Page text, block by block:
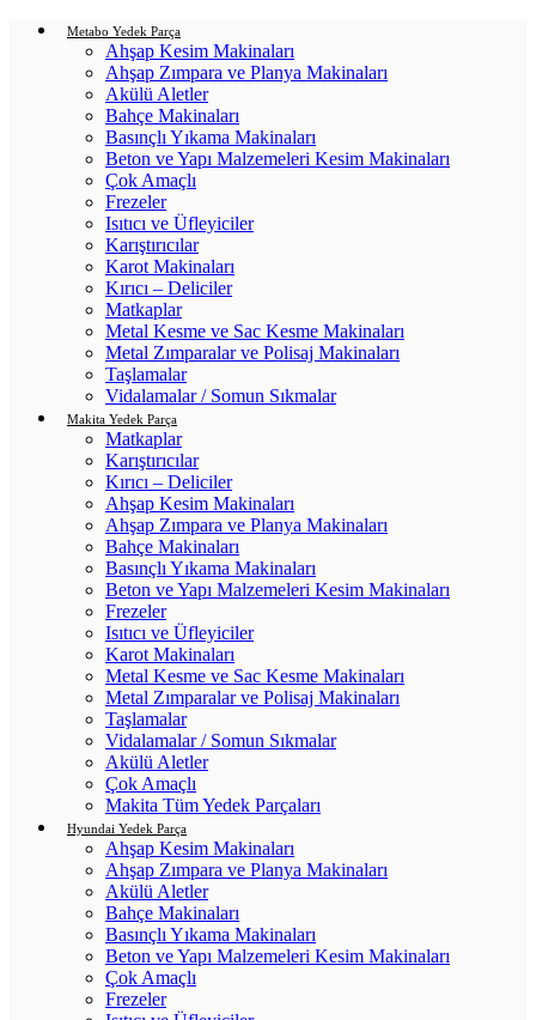
Metabo Yedek Parça
Ahşap Kesim Makinaları
Ahşap Zımpara ve Planya Makinaları
Akülü Aletler
Bahçe Makinaları
Basınçlı Yıkama Makinaları
Beton ve Yapı Malzemeleri Kesim Makinaları
Çok Amaçlı
Frezeler
Isıtıcı ve Üfleyiciler
Karıştırıcılar
Karot Makinaları
Kırıcı – Deliciler
Matkaplar
Metal Kesme ve Sac Kesme Makinaları
Metal Zımparalar ve Polisaj Makinaları
Taşlamalar
Vidalamalar / Somun Sıkmalar
Makita Yedek Parça
Matkaplar
Karıştırıcılar
Kırıcı – Deliciler
Ahşap Kesim Makinaları
Ahşap Zımpara ve Planya Makinaları
Bahçe Makinaları
Basınçlı Yıkama Makinaları
Beton ve Yapı Malzemeleri Kesim Makinaları
Frezeler
Isıtıcı ve Üfleyiciler
Karot Makinaları
Metal Kesme ve Sac Kesme Makinaları
Metal Zımparalar ve Polisaj Makinaları
Taşlamalar
Vidalamalar / Somun Sıkmalar
Akülü Aletler
Çok Amaçlı
Makita Tüm Yedek Parçaları
Hyundai Yedek Parça
Ahşap Kesim Makinaları
Ahşap Zımpara ve Planya Makinaları
Akülü Aletler
Bahçe Makinaları
Basınçlı Yıkama Makinaları
Beton ve Yapı Malzemeleri Kesim Makinaları
Çok Amaçlı
Frezeler